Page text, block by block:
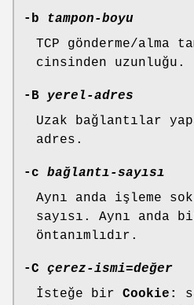
-b
tampon-boyu
TCP gönderme/alma
cinsinden uzunluğu.
-B
yerel-adres
Uzak bağlantılar
adres.
-c
bağlantı-sayısı
Aynı anda işleme
sayısı. Aynı anda
öntanımlıdır.
-C çerez-ismi=değer
İsteğe bir Cookie: